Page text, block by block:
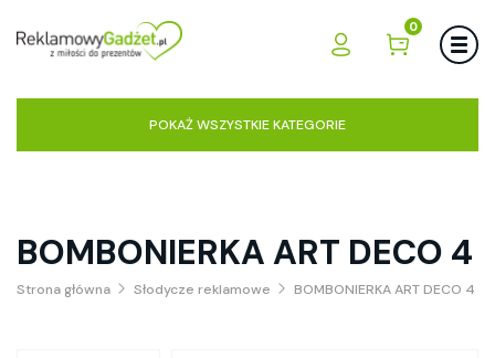
0
POKAŻ WSZYSTKIE KATEGORIE
BOMBONIERKA ART DECO 4
Strona główna Słodycze reklamowe BOMBONIERKA ART DECO 4